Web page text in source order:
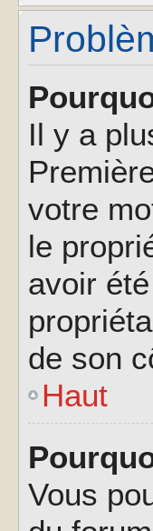
Il y a
votre
le
avoir
de son
Haut
Vous